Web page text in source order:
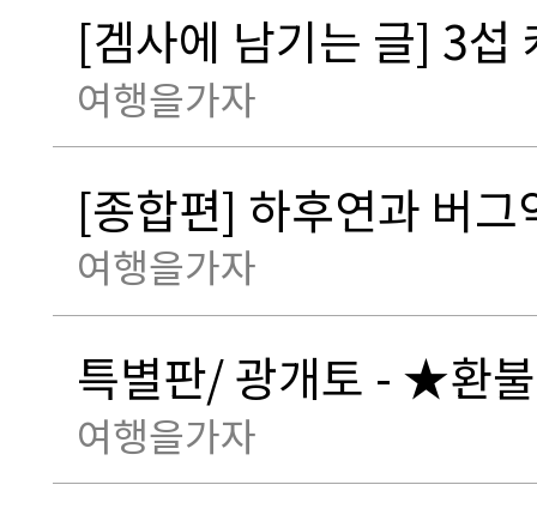
[겜사에 남기는 글] 3
여행을가자
[종합편] 하후연과 버
여행을가자
특별판/ 광개토 - ★환
여행을가자